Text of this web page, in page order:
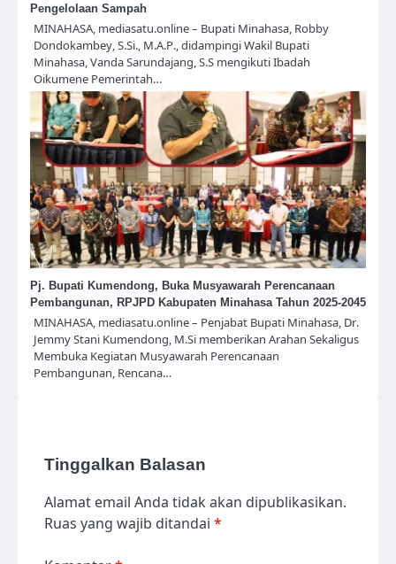
Pengelolaan Sampah
MINAHASA, mediasatu.online – Bupati Minahasa, Robby
Dondokambey, S.Si., M.A.P., didampingi Wakil Bupati
Minahasa, Vanda Sarundajang, S.S mengikuti Ibadah
Oikumene Pemerintah…
Pj. Bupati Kumendong, Buka Musyawarah Perencanaan
Pembangunan, RPJPD Kabupaten Minahasa Tahun 2025-2045
MINAHASA, mediasatu.online – Penjabat Bupati Minahasa, Dr.
Jemmy Stani Kumendong, M.Si memberikan Arahan Sekaligus
Membuka Kegiatan Musyawarah Perencanaan
Pembangunan, Rencana…
Tinggalkan Balasan
Alamat email Anda tidak akan dipublikasikan.
Ruas yang wajib ditandai *